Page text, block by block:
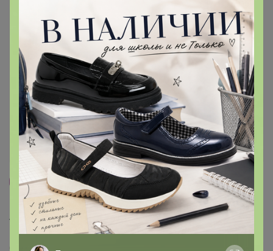
62K 358.3K 13.6K
Бесплатная выдача
ЛЕТНИЙ SALE - 10%. ЧАСЫ MULTIBRAND. COACH,
Calvin Klein, GUESS, Michael Kors, A|X, DIESEL,
Fossil, BOSS и другие бренды.
Стоп 21 августа